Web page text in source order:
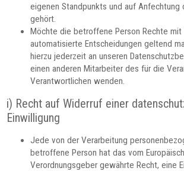
eigenen Standpunkts und auf Anfechtung
gehört.
Möchte die betroffene Person Rechte mit
automatisierte Entscheidungen geltend
hierzu jederzeit an unseren
einen anderen Mitarbeiter des für die
Verantwortlichen wenden.
i) Recht auf Widerruf einer
Einwilligung
Jede von der Verarbeitung
betroffene Person hat das vom
Verordnungsgeber gewährte Recht, eine